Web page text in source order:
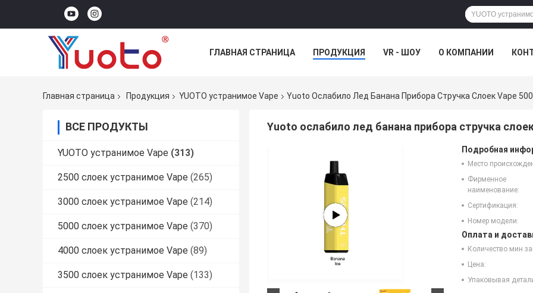
ГЛАВНАЯ СТРАНИЦА ПРОДУКЦИЯ VR - ШОУ О КОМПАНИИ
Главная страница Продукция YUOTO устранимое Vape Yuoto Ослабило Лед Банана Прибора Стручка Слоек Vape
ВСЕ ПРОДУКТЫ
YUOTO устранимое Vape (313)
2500 слоек устранимое Vape (265)
3000 слоек устранимое Vape (214)
5000 слоек устранимое Vape (370)
4000 слоек устранимое Vape (89)
3500 слоек устранимое Vape (133)
Yuoto ослабило лед банана прибора стручка
Подробная
Место
Фирменное
наименование:
Сертификация:
Номер модели:
Оплата и
Количество мин
Цена:
Упаковывая